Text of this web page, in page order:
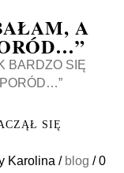
A
BARDZO SIĘ
SIĘ
Karolina / blog /0